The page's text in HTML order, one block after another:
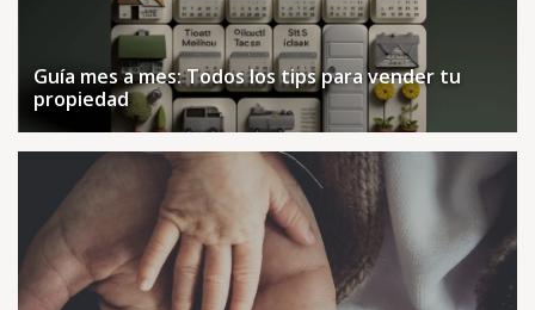
Guía mes a mes: Todos los tips para vender tu
propiedad